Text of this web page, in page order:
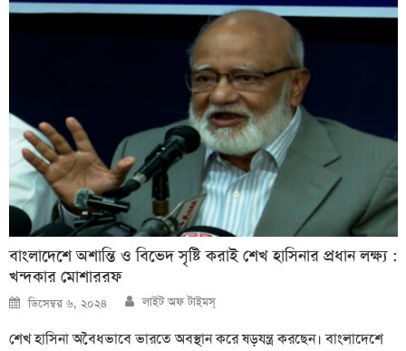
বাংলাদেশে অশান্তি ও বিভেদ সৃষ্টি করাই শেখ হাসিনার প্রধান লক্ষ্য :
খন্দকার মোশাররফ
Posted
on
ডিসেম্বর ৬, ২০২৪ Author
লাইট অফ টাইমস্
শেখ হাসিনা অবৈধভাবে ভারতে অবস্থান করে ষড়যন্ত্র করছেন। বাংলাদেশে